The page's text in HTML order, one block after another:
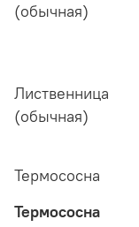
(обычная)
Лиственница
(обычная)
Термососна
Термососна